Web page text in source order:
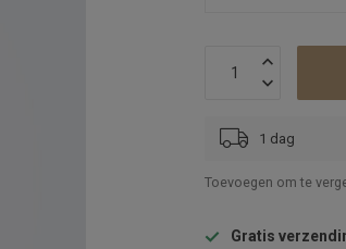
1 dag
Toevoegen om te
Gratis